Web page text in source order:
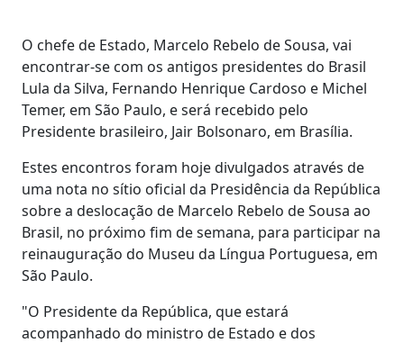
O chefe de Estado, Marcelo Rebelo de Sousa, vai
encontrar-se com os antigos presidentes do Brasil
Lula da Silva, Fernando Henrique Cardoso e Michel
Temer, em São Paulo, e será recebido pelo
Presidente brasileiro, Jair Bolsonaro, em Brasília.
Estes encontros foram hoje divulgados através de
uma nota no sítio oficial da Presidência da República
sobre a deslocação de Marcelo Rebelo de Sousa ao
Brasil, no próximo fim de semana, para participar na
reinauguração do Museu da Língua Portuguesa, em
São Paulo.
"O Presidente da República, que estará
acompanhado do ministro de Estado e dos